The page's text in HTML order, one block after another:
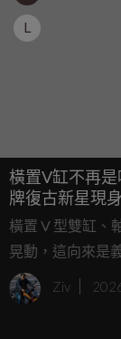
L
橫置V缸不再
牌復古新星現
攻市場
橫置 V 型雙缸、
晃動，這向來是
經典印記，不過
場打得不可開交
Ziv